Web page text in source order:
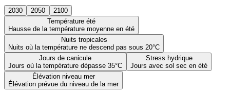
2030 2050
2100
Température été
Hausse de la température moyenne en été
Nuits tropicales
Nuits où la température ne descend pas sous 20°C
Jours de canicule
Jours où la température dépasse 35°C
Stress hydrique
Jours avec sol sec en été
Élévation niveau mer
Élévation prévue du niveau de la mer